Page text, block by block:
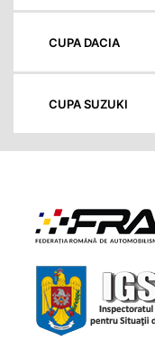
CUPA DACIA
CUPA SUZUKI